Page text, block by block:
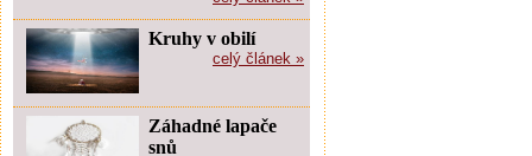
Kruhy v obilí
celý článek »
Záhadné lapače
snů